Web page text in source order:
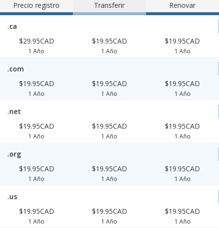
Precio registro
Transferir Renovar
.ca
$29.95CAD
1 Año
$19.95CAD
1 Año
$19.95CAD
1 Año
.com
$19.95CAD
1 Año
$19.95CAD
1 Año
$19.95CAD
1 Año
.net
$19.95CAD
1 Año
$19.95CAD
1 Año
$19.95CAD
1 Año
.org
$19.95CAD
1 Año
$19.95CAD
1 Año
$19.95CAD
1 Año
.us
$19.95CAD
1 Año
$19.95CAD
1 Año
$19.95CAD
1 Año